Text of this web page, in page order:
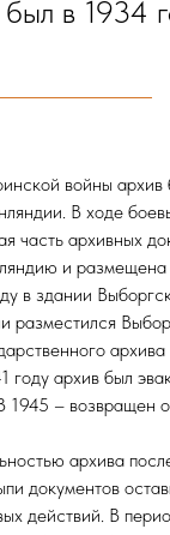
в 1934
войны архив
В ходе
часть архивных
и размещена
в здании
разместился
архив был
1945 – возвращен
архива
документов
действий. В